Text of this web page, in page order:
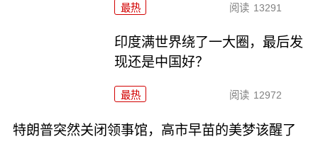
最热 阅读 13291
印度满世界绕了一大圈，最后发
现还是中国好？
最热 阅读 12972
特朗普突然关闭领事馆，高市早苗的美梦该醒了